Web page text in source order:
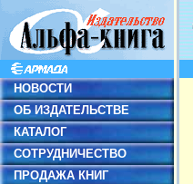
НОВОСТИ
ОБ ИЗДАТЕЛЬСТВЕ
КАТАЛОГ
СОТРУДНИЧЕСТВО
ПРОДАЖА КНИГ